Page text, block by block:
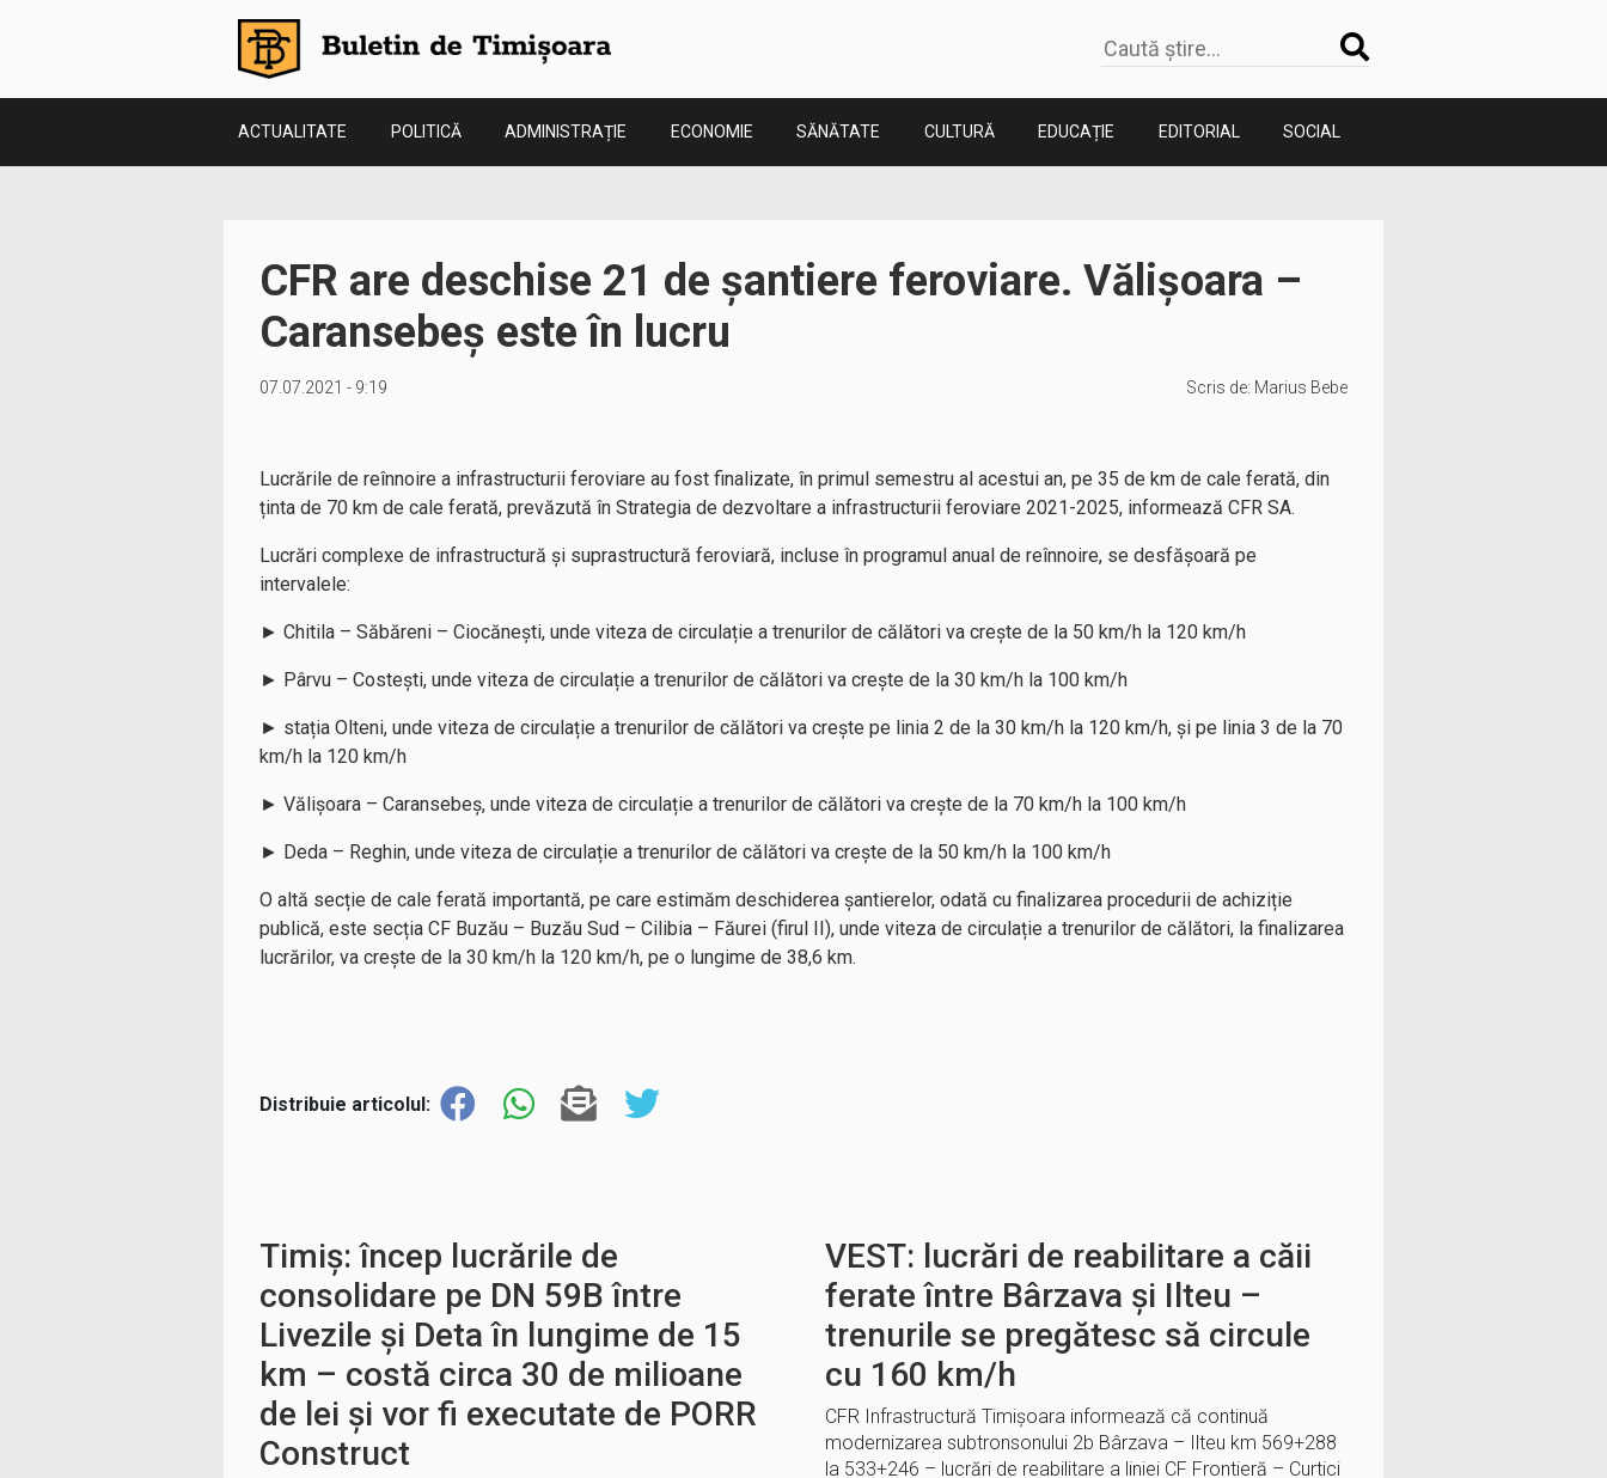
ACTUALITATE POLITICĂ ADMINISTRAȚIE ECONOMIE SĂNĂTATE CULTURĂ EDUCAȚIE EDITORIAL SOCIAL
CFR are deschise 21 de șantiere feroviare. Vălișoara –
Caransebeș este în lucru
07.07.2021 - 9:19 Scris de: Marius Bebe
Lucrările de reînnoire a infrastructurii feroviare au fost finalizate, în primul semestru al acestui an, pe 35 de km de cale ferată, din
ținta de 70 km de cale ferată, prevăzută în Strategia de dezvoltare a infrastructurii feroviare 2021-2025, informează CFR SA.
Lucrări complexe de infrastructură și suprastructură feroviară, incluse în programul anual de reînnoire, se desfășoară pe
intervalele:
► Chitila – Săbăreni – Ciocănești, unde viteza de circulație a trenurilor de călători va crește de la 50 km/h la 120 km/h
► Pârvu – Costești, unde viteza de circulație a trenurilor de călători va crește de la 30 km/h la 100 km/h
► stația Olteni, unde viteza de circulație a trenurilor de călători va crește pe linia 2 de la 30 km/h la 120 km/h, și pe linia 3 de la 70
km/h la 120 km/h
► Vălișoara – Caransebeș, unde viteza de circulație a trenurilor de călători va crește de la 70 km/h la 100 km/h
► Deda – Reghin, unde viteza de circulație a trenurilor de călători va crește de la 50 km/h la 100 km/h
O altă secție de cale ferată importantă, pe care estimăm deschiderea șantierelor, odată cu finalizarea procedurii de achiziție
publică, este secția CF Buzău – Buzău Sud – Cilibia – Făurei (firul II), unde viteza de circulație a trenurilor de călători, la finalizarea
lucrărilor, va crește de la 30 km/h la 120 km/h, pe o lungime de 38,6 km.
Distribuie articolul:
Timiș: încep lucrările de
consolidare pe DN 59B între
Livezile și Deta în lungime de 15
km – costă circa 30 de milioane
de lei și vor fi executate de PORR
Construct
VEST: lucrări de reabilitare a căii
ferate între Bârzava și Ilteu –
trenurile se pregătesc să circule
cu 160 km/h
CFR Infrastructură Timișoara informează că continuă
modernizarea subtronsonului 2b Bârzava – Ilteu km 569+288
la 533+246 – lucrări de reabilitare a liniei CF Frontieră – Curtici